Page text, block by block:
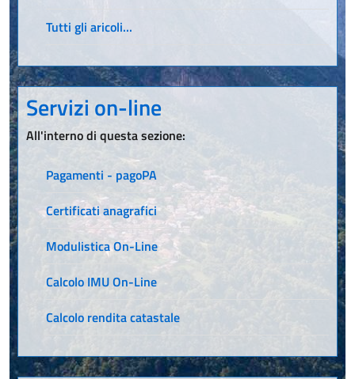
Tutti gli aricoli...
Servizi on-line
All'interno di questa sezione:
Pagamenti - pagoPA
Certificati anagrafici
Modulistica On-Line
Calcolo IMU On-Line
Calcolo rendita catastale